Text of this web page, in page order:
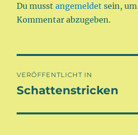
Du musstangemeldet sein,
Kommentar abzugeben.
VERÖFFENTLICHT IN
Schattenstricken